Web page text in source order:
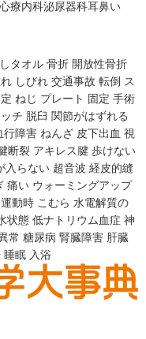
心療内科泌尿器科耳鼻い
タオル 骨折 開放性骨折
しびれ 交通事故 転倒 ス
ねじ プレート 固定 手術
チ 脱臼 関節がはずれる
行障害 ねんざ 皮下出血 視
断裂 アキレス腱 歩けない
入らない 超音波 経皮的縫
痛い ウォーミングアップ
運動時 こむら 水電解質の
状態 低ナトリウム血症 神
常 糖尿病 腎臓障害 肝臓
睡眠 入浴